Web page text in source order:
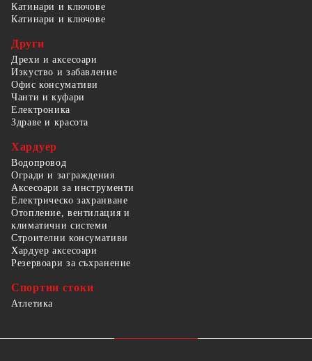
Катинари и ключове
Катинари и ключове
Други
Дрехи и аксесоари
Изкуство и забавление
Офис консумативи
Чанти и куфари
Електроника
Здраве и красота
Хардуер
Водопровод
Огради и заграждения
Аксесоари за инструменти
Електрическо захранване
Отопление, вентилация и
климатични системи
Строителни консумативи
Хардуер аксесоари
Резервоари за съхранение
Спортни стоки
Атлетика